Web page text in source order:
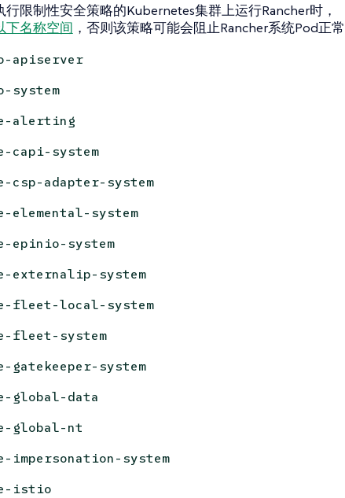
行限制性安全策略的Kubernetes集群上运行Rancher时，
下名称空间 ，否则该策略可能会阻止Rancher系统Pod正
apiserver
system
alerting
capi-system
csp-adapter-system
elemental-system
epinio-system
externalip-system
fleet-local-system
fleet-system
gatekeeper-system
global-data
global-nt
impersonation-system
istio